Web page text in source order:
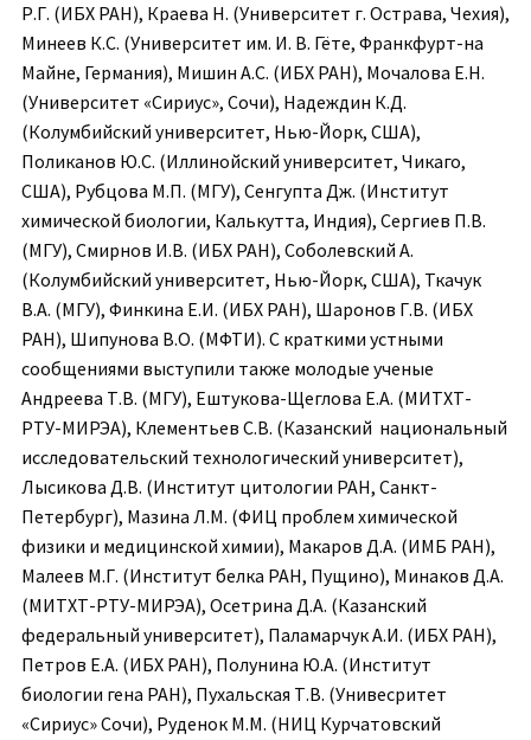
Р.Г. (ИБХ РАН), Краева Н. (Университет г. Острава, Чехия),
Минеев К.С. (Университет им. И. В. Гёте, Франкфурт-на
Майне, Германия), Мишин А.С. (ИБХ РАН), Мочалова Е.Н.
(Университет «Сириус», Сочи), Надеждин К.Д.
(Колумбийский университет, Нью-Йорк, США),
Поликанов Ю.С. (Иллинойский университет, Чикаго,
США), Рубцова М.П. (МГУ), Сенгупта Дж. (Институт
химической биологии, Калькутта, Индия), Сергиев П.В.
(МГУ), Смирнов И.В. (ИБХ РАН), Соболевский А.
(Колумбийский университет, Нью-Йорк, США), Ткачук
В.А. (МГУ), Финкина Е.И. (ИБХ РАН), Шаронов Г.В. (ИБХ
РАН), Шипунова В.О. (МФТИ). С краткими устными
сообщениями выступили также молодые ученые
Андреева Т.В. (МГУ), Ештукова-Щеглова Е.А. (МИТХТ-
РТУ-МИРЭА), Клементьев С.В. (Казанский национальный
исследовательский технологический университет),
Лысикова Д.В. (Институт цитологии РАН, Санкт-
Петербург), Мазина Л.М. (ФИЦ проблем химической
физики и медицинской химии), Макаров Д.А. (ИМБ РАН),
Малеев М.Г. (Институт белка РАН, Пущино), Минаков Д.А.
(МИТХТ-РТУ-МИРЭА), Осетрина Д.А. (Казанский
федеральный университет), Паламарчук А.И. (ИБХ РАН),
Петров Е.А. (ИБХ РАН), Полунина Ю.А. (Институт
биологии гена РАН), Пухальская Т.В. (Унивесритет
«Сириус» Сочи), Руденок М.М. (НИЦ Курчатовский